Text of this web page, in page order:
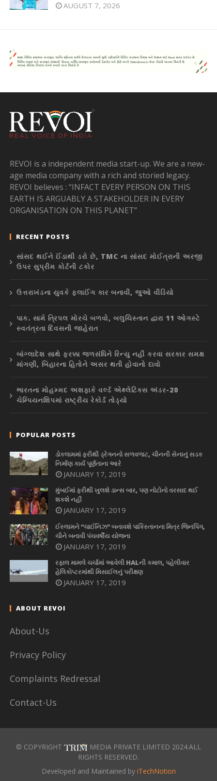
AUGUST 7, 2026
REVOI is a independent media start-up. We are a new-
age media company with a rich and storied legacy.
REVOI believes : “INFACT EVERY PERSON ON THIS
EARTH IS ARGUABLY A STAKEHOLDER IN EVERY
ORGANISATION ON THIS PLANET”
RECENT POSTS
સાંસદ થઈને ઈંડાથી ડરો છે, TMC ના સાંસદ મોઈત્રાની અરજી
ઉપર સુપ્રીમ કોર્ટની ટકોર
ઉત્તરાખંડના યુવકે ફ્લાઈંગ કાર બનાવી, જુઓ વીડિયો
પાક. સામે ત્રિપલ મોરચે બળવો, બલુચિસ્તાન દ્વારા 11 ઓગસ્ટે
સ્વતંત્રતા દિવસની જાહેરાત
બાંગ્લાદેશ સાથે ફરક્કા જળસંધિને રિન્યુ નહીં કરવા સરકાર સમક્ષ
માંગણી, બિહારના હિતોને અસર થતી હોવાનો દાવો
ભારતના મોહમ્મદ અશફાકે વર્લ્ડ એથ્લેટિક્સ અંડર-20
ચેમ્પિયનશિપમાં રાષ્ટ્રીય રેકોર્ડ તોડ્યો
POPULAR POSTS
ડોકલામમાં ફરીથી ડ્રેગનનો સળવળાટ, ચીનની સેનાનું સડક
નિર્માણ કાર્ય પૂર્ણતાના આરે
JANUARY 17, 2019
મુંબઈમાં ફરીથી ખુલશે ડાન્સ બાર, પણ નોટોનો વરસાદ થઈ
શકશે નહીં
JANUARY 17, 2019
ઈસ્લામને “ચાઈનિઝ” બનાવશે પાકિસ્તાનના મિત્ર જિનપિંગ,
ચીને બનાવી પંચવર્ષીય યોજના
JANUARY 17, 2019
રફાલ મામલે ચર્ચામાં આવેલી HALની કમાલ, પહેલીવાર
હેલિકોપ્ટરમાંથી મિસાઈલનું પરીક્ષણ
JANUARY 17, 2019
ABOUT REVOI
About-Us
Privacy Policy
Complaints Redressal
Contact-Us
© COPYRIGHT
MEDIA PRIVATE LIMITED 2024.ALL
RIGHTS RESERVED.
Developed and Maintained by iTechNotion